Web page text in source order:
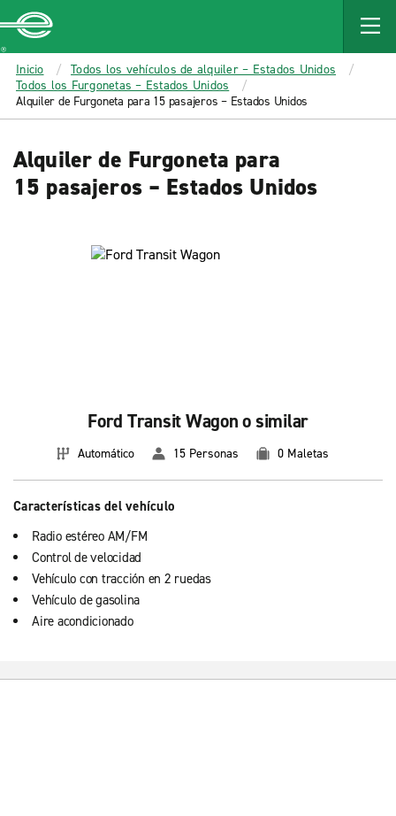
MAIN
CONTENT
Enterprise
Inicio
Todos los vehículos de alquiler – Estados Unidos
Todos los Furgonetas – Estados Unidos
Alquiler de Furgoneta para 15 pasajeros – Estados Unidos
Alquiler de Furgoneta para
15 pasajeros – Estados Unidos
Ford Transit Wagon o similar
Automático 15 Personas 0 Maletas
Características del vehículo
Radio estéreo AM/FM
Control de velocidad
Vehículo con tracción en 2 ruedas
Vehículo de gasolina
Aire acondicionado